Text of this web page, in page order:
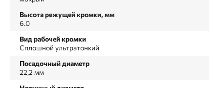
Высота режущей кромки, мм
6.0
Вид рабочей кромки
Сплошной ультратонкий
Посадочный диаметр
22,2 мм